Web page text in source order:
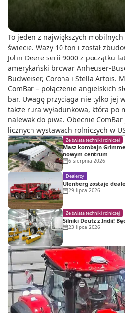
To jeden z największych
świecie. Waży 10 ton i został
John Deere serii 9000 z początku
amerykański browar Anheuser-
Budweiser, Corona i Stella Artois.
ComBar – połączenie angielskich
bar. Uwagę przyciąga nie tylko jej
także rura wyładunkowa, która po
nalewak do piwa. Obecnie
licznych wystawach rolniczych w
Ze świata techniki rolniczej
Masz kombajn
nowym centrum
6 sierpnia 2026
Dealerzy
Ulenberg zostaje
29 lipca 2026
Ze świata techniki rolniczej
Silniki Deutz z Indii!
23 lipca 2026